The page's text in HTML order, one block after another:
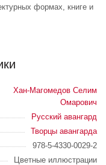
формах, книге и
Хан-Магомедов Селим
Омарович
Русский авангард
Творцы авангарда
978-5-4330-0029-2
Цветные иллюстрации